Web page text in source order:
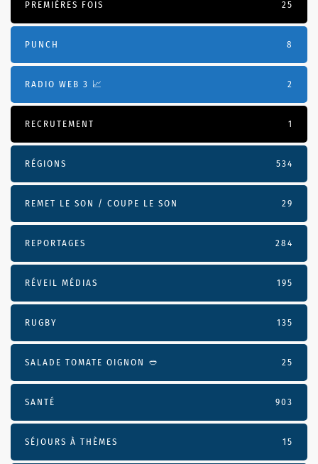
PREMIÈRES FOIS 25
PUNCH 8
RADIO WEB 3 📈 2
RECRUTEMENT 1
RÉGIONS 534
REMET LE SON / COUPE LE SON 29
REPORTAGES 284
RÉVEIL MÉDIAS 195
RUGBY 135
SALADE TOMATE OIGNON 🥙 25
SANTÉ 903
SÉJOURS À THÈMES 15